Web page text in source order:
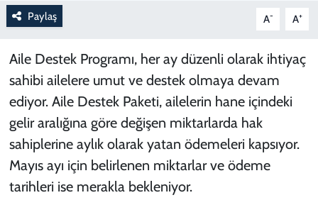
Paylaş A- A+
Aile Destek Programı, her ay düzenli olarak ihtiyaç
sahibi ailelere umut ve destek olmaya devam
ediyor. Aile Destek Paketi, ailelerin hane içindeki
gelir aralığına göre değişen miktarlarda hak
sahiplerine aylık olarak yatan ödemeleri kapsıyor.
Mayıs ayı için belirlenen miktarlar ve ödeme
tarihleri ise merakla bekleniyor.